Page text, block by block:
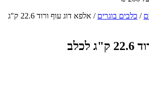
/ כלבים בוגרים
/ אלפא דוג עוף ורוד 22.6 ק"ג